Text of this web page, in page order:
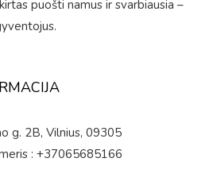
puošti namus ir svarbiausia –
g. 2B, Vilnius, 09305
: +37065685166